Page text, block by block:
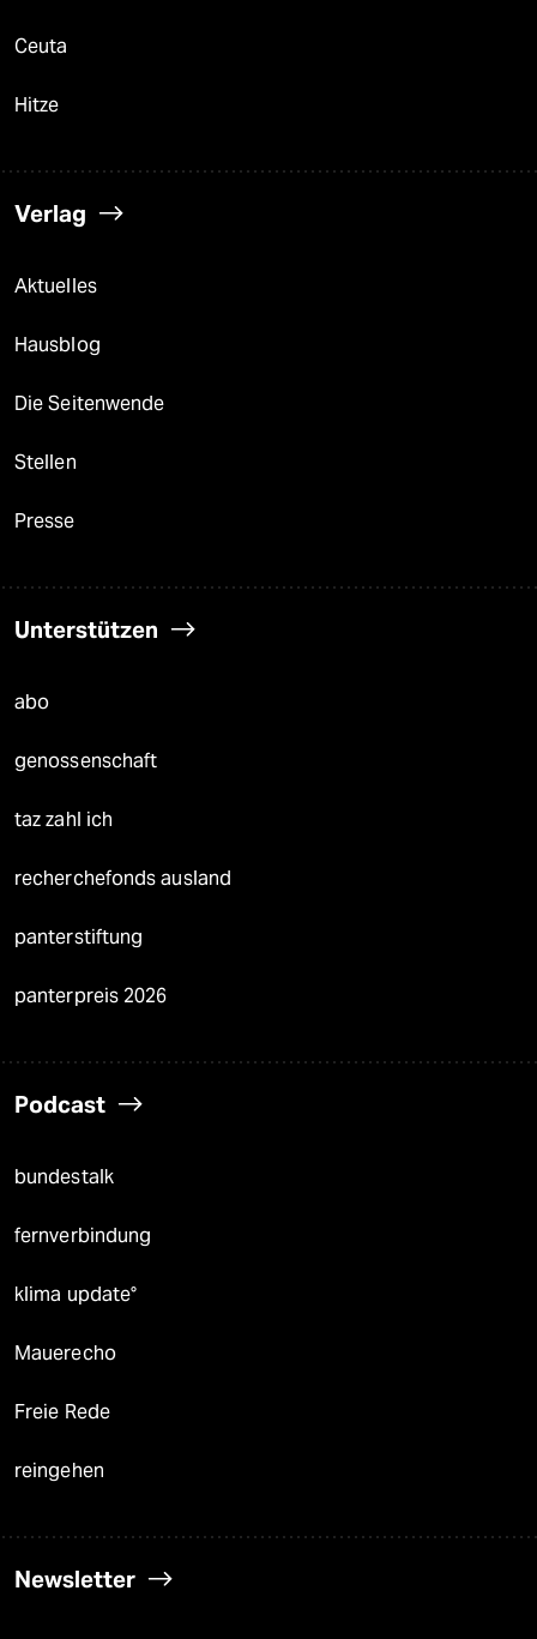
Ceuta
Hitze
Verlag
Aktuelles
Hausblog
Die Seitenwende
Stellen
Presse
Unterstützen
abo
genossenschaft
taz zahl ich
recherchefonds ausland
panterstiftung
panterpreis 2026
Podcast
bundestalk
fernverbindung
klima update°
Mauerecho
Freie Rede
reingehen
Newsletter